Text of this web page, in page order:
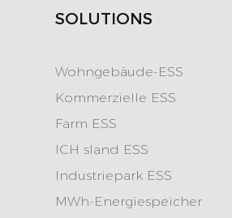
SOLUTIONS
Wohngebäude-ESS
Kommerzielle ESS
Farm ESS
ICH sland ESS
Industriepark ESS
MWh-Energiespeicher